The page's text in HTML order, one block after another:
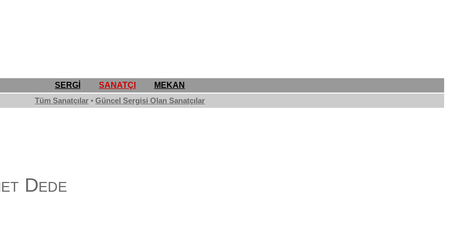
SERGİ SANATÇI
MEKAN
Tüm Sanatçılar • Güncel Sergisi Olan Sanatçılar
Dede